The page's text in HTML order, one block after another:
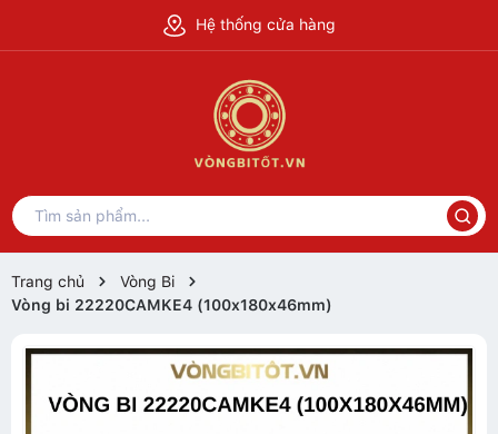
Hệ thống cửa hàng
Trang chủ
Vòng Bi
Vòng bi 22220CAMKE4 (100x180x46mm)